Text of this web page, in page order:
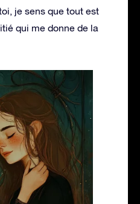
je sens que tout est
qui me donne de la